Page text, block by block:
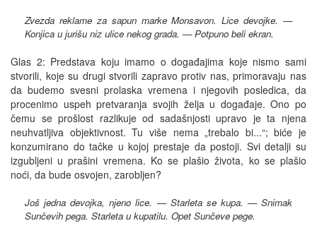
Zvezda reklame za sapun marke Monsavon. Lice devojke. —
Konjica u jurišu niz ulice nekog grada. — Potpuno beli ekran.
Glas 2: Predstava koju imamo o događajima koje nismo sami
stvorili, koje su drugi stvorili zapravo protiv nas, primoravaju nas
da budemo svesni prolaska vremena i njegovih posledica, da
procenimo uspeh pretvaranja svojih želja u događaje. Ono po
čemu se prošlost razlikuje od sadašnjosti upravo je ta njena
neuhvatljiva objektivnost. Tu više nema „trebalo bi...“; biće je
konzumirano do tačke u kojoj prestaje da postoji. Svi detalji su
izgubljeni u prašini vremena. Ko se plašio života, ko se plašio
noći, da bude osvojen, zarobljen?
Još jedna devojka, njeno lice. — Starleta se kupa. — Snimak
Sunčevih pega. Starleta u kupatilu. Opet Sunčeve pege.